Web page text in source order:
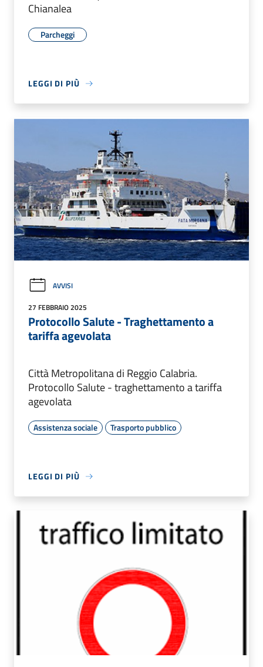
Chianalea
Parcheggi
LEGGI DI PIÙ
AVVISI
27 FEBBRAIO 2025
Protocollo Salute - Traghettamento a
tariffa agevolata
Città Metropolitana di Reggio Calabria.
Protocollo Salute - traghettamento a tariffa
agevolata
Assistenza sociale Trasporto pubblico
LEGGI DI PIÙ